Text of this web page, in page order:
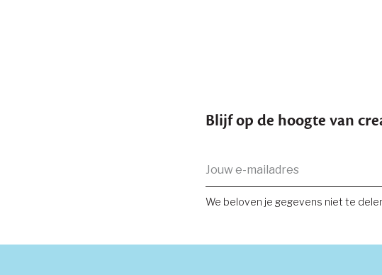
Blijf op de hoogte van
E-
mailadres:
We beloven je gegevens niet te